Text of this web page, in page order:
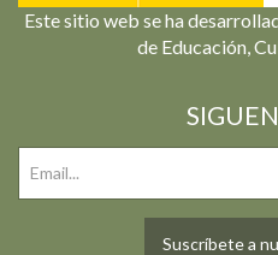
Este sitio web se ha
de Educación,
Suscríbete a